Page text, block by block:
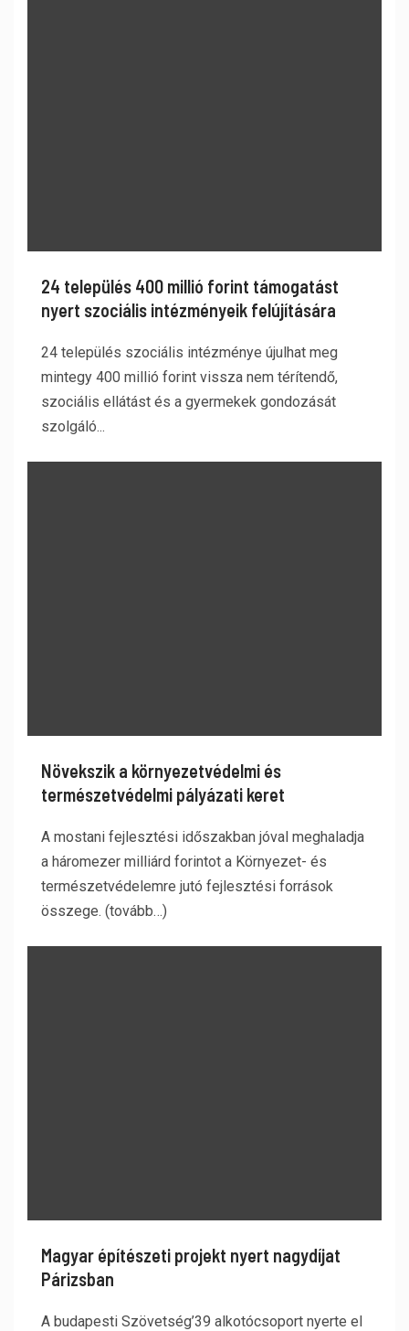
24 település 400 millió forint támogatást
nyert szociális intézményeik felújítására
24 település szociális intézménye újulhat meg
mintegy 400 millió forint vissza nem térítendő,
szociális ellátást és a gyermekek gondozását
szolgáló...
Növekszik a környezetvédelmi és
természetvédelmi pályázati keret
A mostani fejlesztési időszakban jóval meghaladja
a háromezer milliárd forintot a Környezet- és
természetvédelemre jutó fejlesztési források
összege. (tovább…)
Magyar építészeti projekt nyert nagydíjat
Párizsban
A budapesti Szövetség’39 alkotócsoport nyerte el